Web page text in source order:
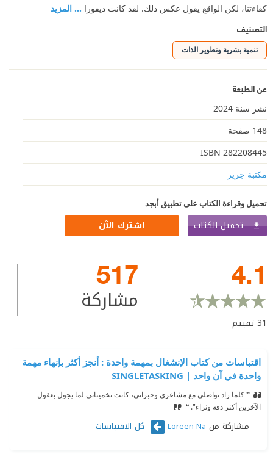
كفاءتنا، لكن الواقع يقول عكس ذلك. لقد كانت ديفورا ... المزيد
التصنيف
تنمية بشرية وتطوير الذات
عن الطبعة
نشر سنة 2024
148 صفحة
ISBN 282208445
مكتبة جرير
تحميل وقراءة الكتاب على تطبيق أبجد
تحميل الكتاب اشترك الآن
4.1
31تقييم
517
مشاركة
اقتباسات من كتاب ‎الإنشغال بمهمة واحدة : أنجز أكثر بإنهاء مهمة
واحدة في آن واحد | SINGLETASKING
❞ كلما زاد تواصلي مع مشاعري وخبراتي، كانت تخميناتي لما يجول بعقول
الآخرين أكثر دقة وثراء". ❝
مشاركة من Loreen Na كل الاقتباسات